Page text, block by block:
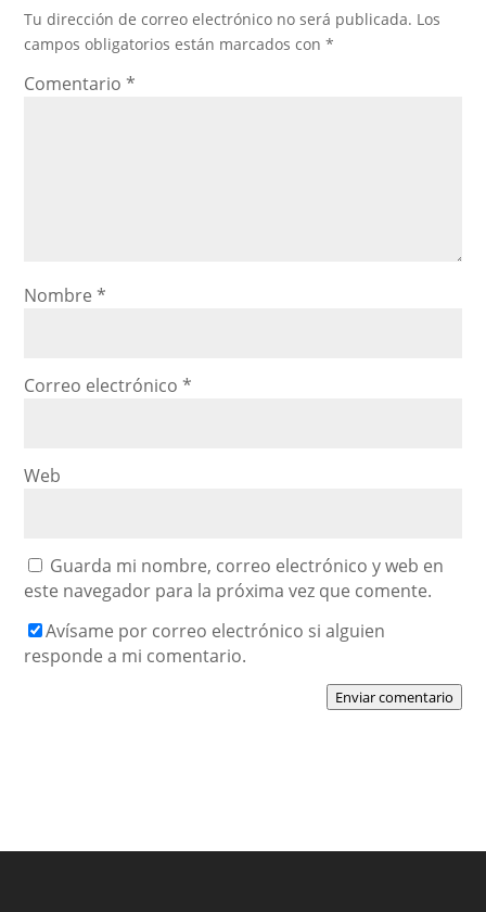
Tu dirección de correo electrónico no será publicada. Los
campos obligatorios están marcados con*
Comentario*
Nombre*
Correo electrónico*
Web
Guarda mi nombre, correo electrónico y web en
este navegador para la próxima vez que comente.
Avísame por correo electrónico si alguien
responde a mi comentario.
Enviar comentario